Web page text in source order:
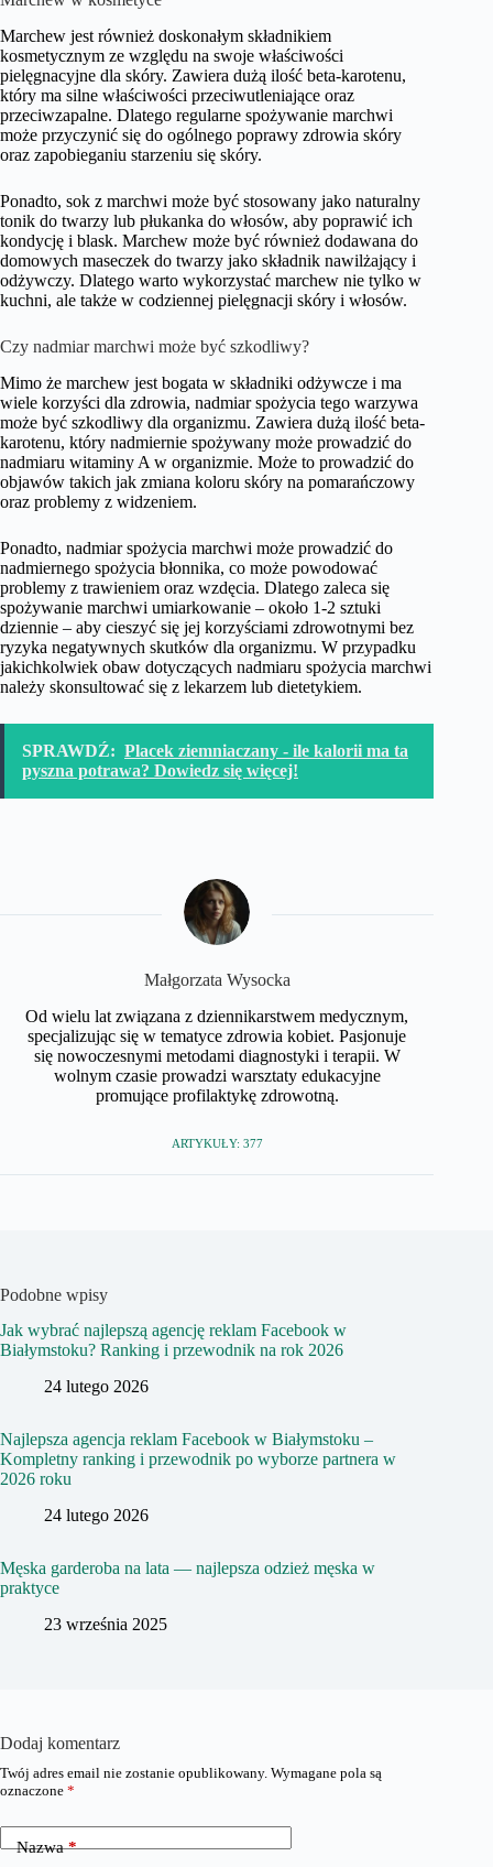
Marchew jest również doskonałym składnikiem
kosmetycznym ze względu na swoje właściwości
pielęgnacyjne dla skóry. Zawiera dużą ilość beta-karotenu,
który ma silne właściwości przeciwutleniające oraz
przeciwzapalne. Dlatego regularne spożywanie marchwi
może przyczynić się do ogólnego poprawy zdrowia skóry
oraz zapobieganiu starzeniu się skóry.
Ponadto, sok z marchwi może być stosowany jako naturalny
tonik do twarzy lub płukanka do włosów, aby poprawić ich
kondycję i blask. Marchew może być również dodawana do
domowych maseczek do twarzy jako składnik nawilżający i
odżywczy. Dlatego warto wykorzystać marchew nie tylko w
kuchni, ale także w codziennej pielęgnacji skóry i włosów.
Czy nadmiar marchwi może być szkodliwy?
Mimo że marchew jest bogata w składniki odżywcze i ma
wiele korzyści dla zdrowia, nadmiar spożycia tego warzywa
może być szkodliwy dla organizmu. Zawiera dużą ilość beta-
karotenu, który nadmiernie spożywany może prowadzić do
nadmiaru witaminy A w organizmie. Może to prowadzić do
objawów takich jak zmiana koloru skóry na pomarańczowy
oraz problemy z widzeniem.
Ponadto, nadmiar spożycia marchwi może prowadzić do
nadmiernego spożycia błonnika, co może powodować
problemy z trawieniem oraz wzdęcia. Dlatego zaleca się
spożywanie marchwi umiarkowanie – około 1-2 sztuki
dziennie – aby cieszyć się jej korzyściami zdrowotnymi bez
ryzyka negatywnych skutków dla organizmu. W przypadku
jakichkolwiek obaw dotyczących nadmiaru spożycia marchwi
należy skonsultować się z lekarzem lub dietetykiem.
SPRAWDŹ: Placek ziemniaczany - ile kalorii ma ta
pyszna potrawa? Dowiedz się więcej!
Małgorzata Wysocka
Od wielu lat związana z dziennikarstwem medycznym,
specjalizując się w tematyce zdrowia kobiet. Pasjonuje
się nowoczesnymi metodami diagnostyki i terapii. W
wolnym czasie prowadzi warsztaty edukacyjne
promujące profilaktykę zdrowotną.
ARTYKUŁY: 377
Podobne wpisy
Jak wybrać najlepszą agencję reklam Facebook w
Białymstoku? Ranking i przewodnik na rok 2026
24 lutego 2026
Najlepsza agencja reklam Facebook w Białymstoku –
Kompletny ranking i przewodnik po wyborze partnera w
2026 roku
24 lutego 2026
Męska garderoba na lata — najlepsza odzież męska w
praktyce
23 września 2025
Dodaj komentarz
Twój adres email nie zostanie opublikowany. Wymagane pola są
oznaczone *
Nazwa*